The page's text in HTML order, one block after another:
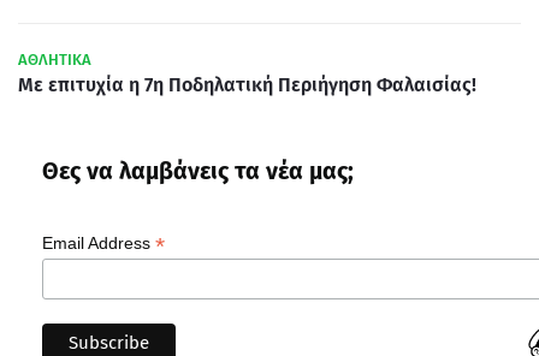
ΑΘΛΗΤΙΚΑ
Με επιτυχία η 7η Ποδηλατική Περιήγηση Φαλαισίας!
Θες να λαμβάνεις τα νέα μας;
Email Address *